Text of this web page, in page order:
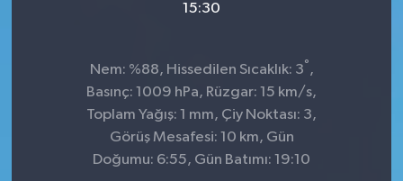
15:30
Nem: %88, Hissedilen Sıcaklık: 3° ,
Basınç: 1009 hPa, Rüzgar: 15 km/s,
Toplam Yağış: 1 mm, Çiy Noktası: 3,
Görüş Mesafesi: 10 km, Gün
Doğumu: 6:55, Gün Batımı: 19:10